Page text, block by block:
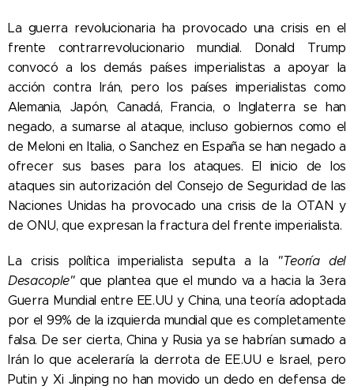
La guerra revolucionaria ha provocado una crisis en el
frente contrarrevolucionario mundial. Donald Trump
convocó a los demás países imperialistas a apoyar la
acción contra Irán, pero los países imperialistas como
Alemania, Japón, Canadá, Francia, o Inglaterra se han
negado, a sumarse al ataque, incluso gobiernos como el
de Meloni en Italia, o Sanchez en España se han negado a
ofrecer sus bases para los ataques. El inicio de los
ataques sin autorización del Consejo de Seguridad de las
Naciones Unidas ha provocado una crisis de la OTAN y
de ONU, que expresan la fractura del frente imperialista.
La crisis política imperialista sepulta a la
"Teoría del
Desacople"que plantea que el mundo va a hacia la 3era
Guerra Mundial entre EE.UU y China, una teoría adoptada
por el 99% de la izquierda mundial que es completamente
falsa. De ser cierta, China y Rusia ya se habrían sumado a
Irán lo que aceleraría la derrota de EE.UU e Israel, pero
Putin y Xi Jinping no han movido un dedo en defensa de